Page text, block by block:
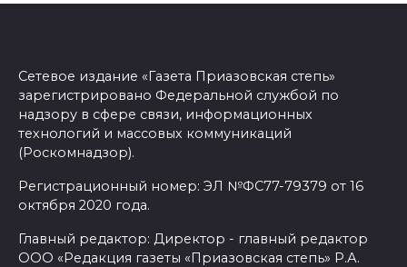
Сетевое издание «Газета Приазовская степь»
зарегистрировано Федеральной службой по
надзору в сфере связи, информационных
технологий и массовых коммуникаций
(Роскомнадзор).
Регистрационный номер: ЭЛ №ФС77-79379 от 16
октября 2020 года.
Главный редактор: Директор - главный редактор
ООО «Редакция газеты «Приазовская степь» Р.А.